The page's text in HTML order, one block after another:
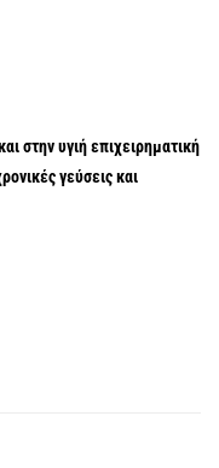
στην υγιή επιχειρηματική
γεύσεις και